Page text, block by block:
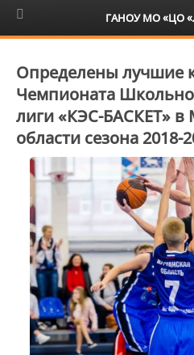
6+
Определены лучшие
Чемпионата
лиги «КЭС-БАСКЕТ» в
области сезона 2018-
ГАНОУ МО «ЦО